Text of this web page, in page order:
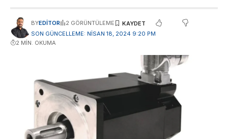
SON GÜNCELLEME: NISAN 18, 2024 9:20 PM
BYEDITOR 2 GÖRÜNTÜLEME
2 MIN. OKUMA